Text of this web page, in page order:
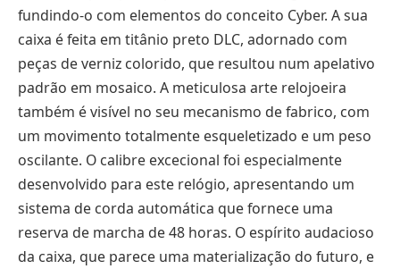
fundindo-o com elementos do conceito Cyber. A sua
caixa é feita em titânio preto DLC, adornado com
peças de verniz colorido, que resultou num apelativo
padrão em mosaico. A meticulosa arte relojoeira
também é visível no seu mecanismo de fabrico, com
um movimento totalmente esqueletizado e um peso
oscilante. O calibre excecional foi especialmente
desenvolvido para este relógio, apresentando um
sistema de corda automática que fornece uma
reserva de marcha de 48 horas. O espírito audacioso
da caixa, que parece uma materialização do futuro, e